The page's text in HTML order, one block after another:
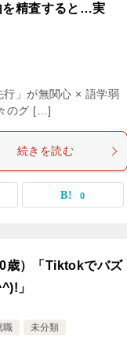
を精査すると…実
」が無関心 × 語学弱
のグ […]
続きを読む
0
歳）「Tiktokでバズ
」
職 未分類